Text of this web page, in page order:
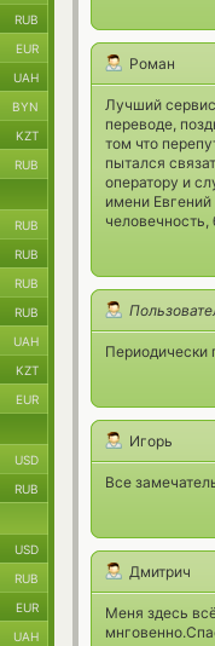
Роман
Лучший
переводе,
том что
пытался
оператору и
имени
Периодически
Игорь
Все
Дмитрич
Меня здесь
RUB
EUR
UAH
BYN
KZT
RUB
RUB
RUB
RUB
RUB
UAH
KZT
EUR
USD
RUB
USD
RUB
EUR
UAH